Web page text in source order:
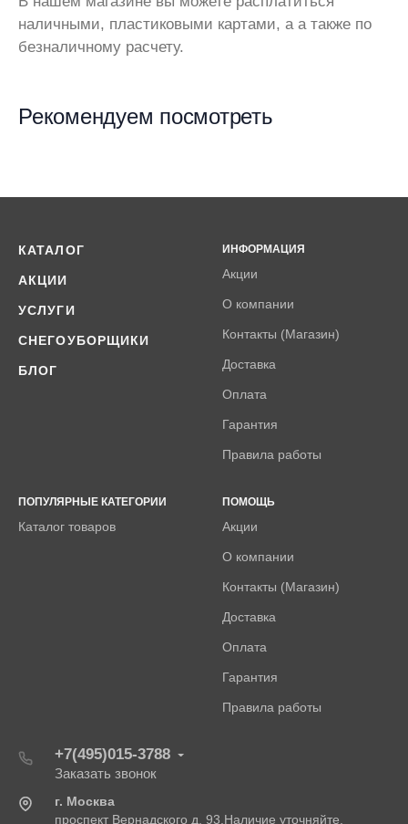
наличными, пластиковыми картами, а а также по
безналичному расчету.
Рекомендуем посмотреть
КАТАЛОГ
АКЦИИ
УСЛУГИ
СНЕГОУБОРЩИКИ
БЛОГ
ИНФОРМАЦИЯ
Акции
О компании
Контакты (Магазин)
Доставка
Оплата
Гарантия
Правила работы
ПОПУЛЯРНЫЕ КАТЕГОРИИ
Каталог товаров
ПОМОЩЬ
Акции
О компании
Контакты (Магазин)
Доставка
Оплата
Гарантия
Правила работы
+7(495)015-3788
Заказать звонок
г. Москва
проспект Вернадского д. 93.Наличие уточняйте.